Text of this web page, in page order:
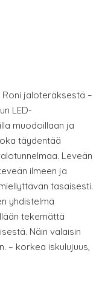
Roni jaloteräksestä –
LED-
muodoillaan ja
täydentää
Leveän
ilmeen ja
tasaisesti.
yhdistelmä
tekemättä
Näin valaisin
– korkea iskulujuus,